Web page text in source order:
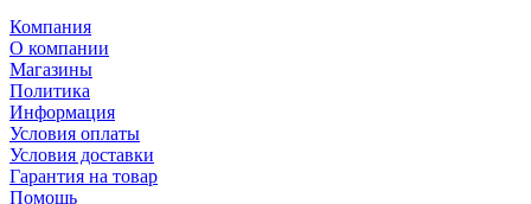
Компания
О компании
Магазины
Политика
Информация
Условия оплаты
Условия доставки
Гарантия на товар
Помощь